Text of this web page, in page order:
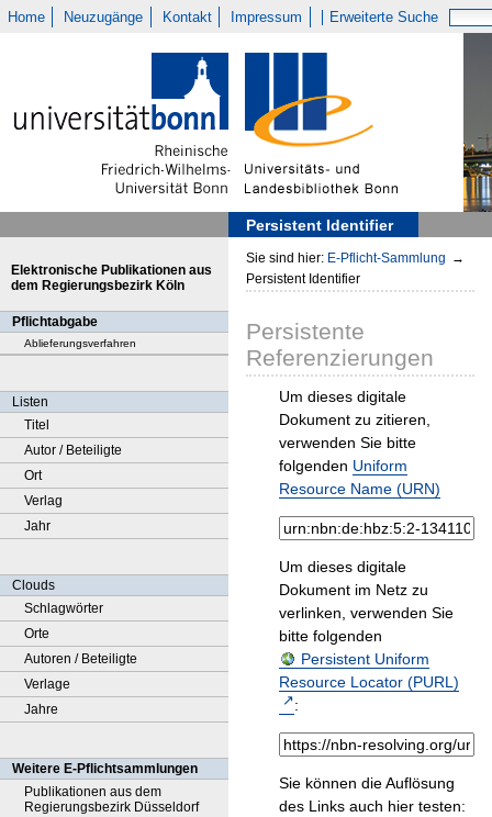
Home Neuzugänge Kontakt Impressum Erweiterte Suche
Persistent Identifier
Elektronische Publikationen aus
dem Regierungsbezirk Köln
Pflichtabgabe
Ablieferungsverfahren
Listen
Titel
Autor / Beteiligte
Ort
Verlag
Jahr
Clouds
Schlagwörter
Orte
Autoren / Beteiligte
Verlage
Jahre
Weitere E-Pflichtsammlungen
Publikationen aus dem
Regierungsbezirk Düsseldorf
Sie sind hier: E-Pflicht-Sammlung →
Persistent Identifier
Persistente
Referenzierungen
Um dieses digitale
Dokument zu zitieren,
verwenden Sie bitte
folgenden Uniform
Resource Name (URN)
Um dieses digitale
Dokument im Netz zu
verlinken, verwenden Sie
bitte folgenden
Persistent Uniform
Resource Locator (PURL)
:
Sie können die Auflösung
des Links auch hier testen: